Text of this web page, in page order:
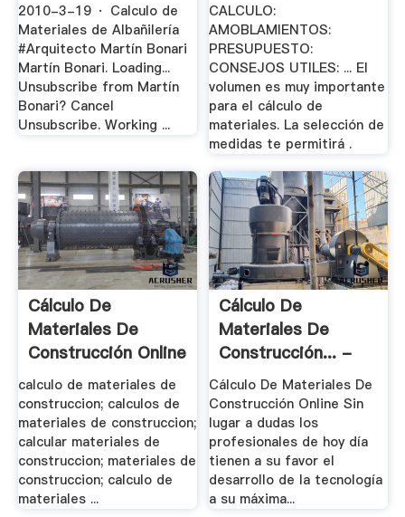
2010-3-19 · Calculo de
Materiales de Albañilería
#Arquitecto Martín Bonari
Martín Bonari. Loading...
Unsubscribe from Martín
Bonari? Cancel
Unsubscribe. Working ...
CALCULO:
AMOBLAMIENTOS:
PRESUPUESTO:
CONSEJOS UTILES: ... El
volumen es muy importante
para el cálculo de
materiales. La selección de
medidas te permitirá .
Cálculo De
Materiales De
Construcción Online
- .
calculo de materiales de
construccion; calculos de
materiales de construccion;
calcular materiales de
construccion; materiales de
construccion; calculo de
materiales ...
Cálculo De
Materiales De
Construcción... -
Los .
Cálculo De Materiales De
Construcción Online Sin
lugar a dudas los
profesionales de hoy día
tienen a su favor el
desarrollo de la tecnología
a su máxima...